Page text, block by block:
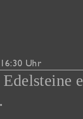
Uhr